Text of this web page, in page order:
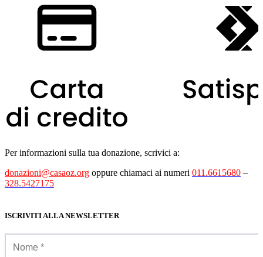
Per informazioni sulla tua donazione, scrivici a:
donazioni@casaoz.org oppure chiamaci ai numeri 011.6615680 –
328.5427175
ISCRIVITI ALLA NEWSLETTER